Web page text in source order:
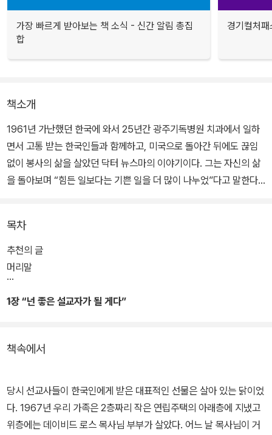
가장 빠르게 받아보는 책 소식 - 신간 알림 총집
합
경기컬처
책소개
1961년 가난했던 한국에 와서 25년간 광주기독병원 치과에서 일하
면서 고통 받는 한국인들과 함께하고, 미국으로 돌아간 뒤에도 끊임
없이 봉사의 삶을 살았던 닥터 뉴스마의 이야기이다. 그는 자신의 삶
을 돌아보며 “힘든 일보다는 기쁜 일을 더 많이 나누었”다고 말한다.
혀 다른 문화 차이를 극복할 수 있었던 이유와 이에 얽힌 에피소드, 가
난한 무의촌 환자들과 구강암 환자들을 오랜 친구 대하듯 농담을 하
고 웃겨 가며 신나게 치료하던 모습 등을 담았다.
목차
추천의 글
머리말
1장 “넌 좋은 설교자가 될 게다”
책속에서
당시 선교사들이 한국인에게 받은 대표적인 선물은 살아 있는 닭이었
다. 1967년 우리 가족은 2층짜리 작은 연립주택의 아래층에 지냈고
위층에는 데이비드 로스 목사님 부부가 살았다. 어느 날 목사님이 거